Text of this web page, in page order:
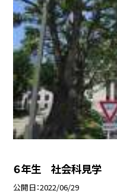
６年生 社会科見学
公開日 2022/06/29